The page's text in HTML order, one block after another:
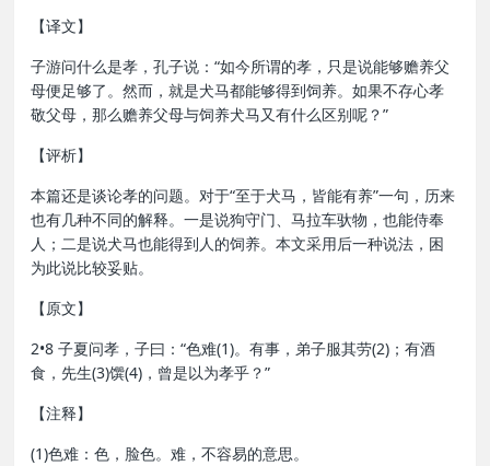
【译文】
子游问什么是孝，孔子说：“如今所谓的孝，只是说能够赡养父
母便足够了。然而，就是犬马都能够得到饲养。如果不存心孝
敬父母，那么赡养父母与饲养犬马又有什么区别呢？”
【评析】
本篇还是谈论孝的问题。对于“至于犬马，皆能有养”一句，历来
也有几种不同的解释。一是说狗守门、马拉车驮物，也能侍奉
人；二是说犬马也能得到人的饲养。本文采用后一种说法，困
为此说比较妥贴。
【原文】
2•8 子夏问孝，子曰：“色难(1)。有事，弟子服其劳(2)；有酒
食，先生(3)馔(4)，曾是以为孝乎？”
【注释】
(1)色难：色，脸色。难，不容易的意思。